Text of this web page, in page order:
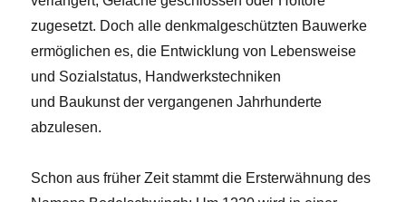
zugesetzt. Doch alle denkmalgeschützten Bauwerke
ermöglichen es, die Entwicklung von Lebensweise
und Sozialstatus, Handwerkstechniken
und Baukunst der vergangenen Jahrhunderte
abzulesen.
Schon aus früher Zeit stammt die Ersterwähnung des